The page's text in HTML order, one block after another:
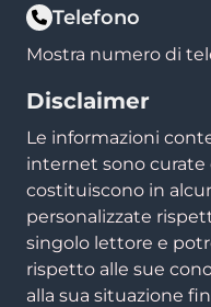
Telefono
Mostra numero di
Disclaimer
Le informazioni
internet sono curate
costituiscono in
personalizzate
singolo lettore e
rispetto alle sue
alla sua situazione